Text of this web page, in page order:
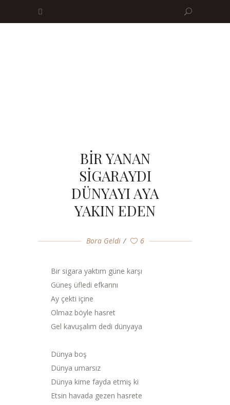
BİR YANAN
SİGARAYDI
DÜNYAYI AYA
YAKIN EDEN
Bora Geldi 6
Bir sigara yaktım güne karşı
Güneş üfledi efkarını
Ay çekti içine
Olmaz böyle hasret
Gel kavuşalım dedi dünyaya
Dünya boş
Dünya umarsız
Dünya kime fayda etmiş ki
Etsin havada gezen hasrete